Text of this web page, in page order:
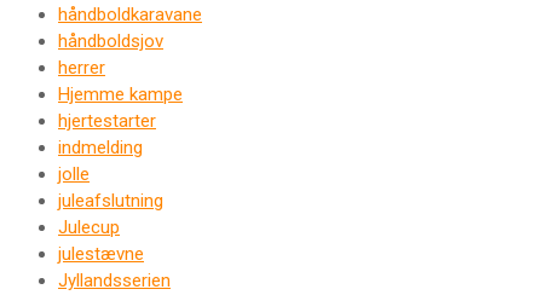
håndboldkaravane
håndboldsjov
herrer
Hjemme kampe
hjertestarter
indmelding
jolle
juleafslutning
Julecup
julestævne
Jyllandsserien